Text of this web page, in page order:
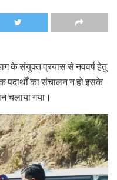
के संयुक्त प्रयास से नववर्ष हेतु
पदार्थों का संचालन न हो इसके
चलाया गया।